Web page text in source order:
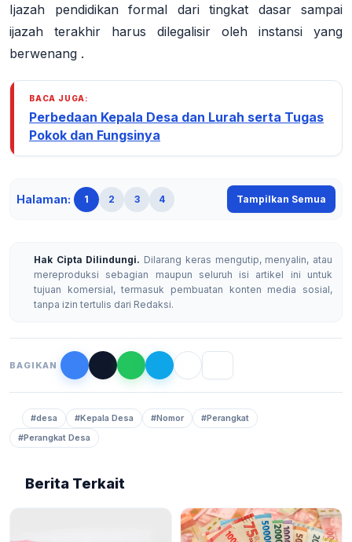
Ijazah pendidikan formal dari tingkat dasar sampai
ijazah terakhir harus dilegalisir oleh instansi yang
berwenang .
BACA JUGA:
Perbedaan Kepala Desa dan Lurah serta Tugas
Pokok dan Fungsinya
Halaman: 1 2 3 4 Tampilkan Semua
Hak Cipta Dilindungi. Dilarang keras mengutip, menyalin, atau
mereproduksi sebagian maupun seluruh isi artikel ini untuk
tujuan komersial, termasuk pembuatan konten media sosial,
tanpa izin tertulis dari Redaksi.
BAGIKAN
#desa #Kepala Desa #Nomor
#Perangkat
#Perangkat Desa
Berita Terkait